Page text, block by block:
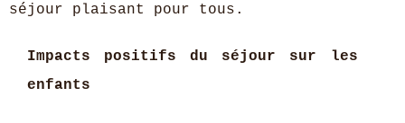
séjour plaisant pour tous.
Impacts positifs du séjour sur les
enfants